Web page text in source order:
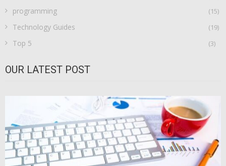
programming (15)
Technology Guides (19)
Top 5 (3)
OUR LATEST POST